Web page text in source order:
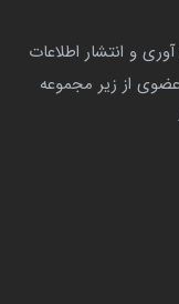
با هدف جمع آوری و انتشار اطلاعات
از زیر مجموعه